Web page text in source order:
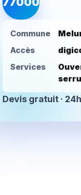
Commune
Accès
Services
Devis gratuit ·